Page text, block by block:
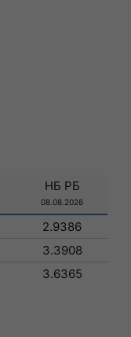
НБ РБ
08.08.2026
2.9386
3.3908
3.6365